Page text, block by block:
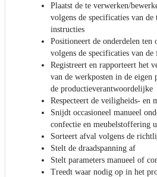
Plaatst de te verwerken/
volgens de specificaties van
instructies
Positioneert de onderdelen ten
volgens de specificaties van de
Registreert en rapporteert het
van de werkposten in de eigen
de productieverantwoordelijke
Respecteert de veiligheids- en
Snijdt occasioneel manueel
confectie en meubelstoffering
Sorteert afval volgens de
Stelt de draadspanning af
Stelt parameters manueel of
Treedt waar nodig op in het